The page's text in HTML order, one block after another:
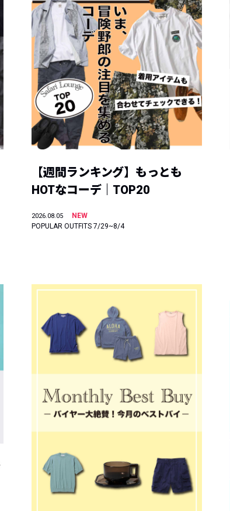
【週間ランキング】もっとも
HOTなコーデ｜TOP20
2026.08.05
NEW
POPULAR OUTFITS 7/29~8/4